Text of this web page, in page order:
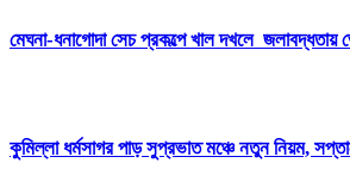
মেঘনা-ধনাগোদা সেচ প্রকল্পে খাল দখলে জলাবদ্ধতায়
কুমিল্লা ধর্মসাগর পাড় সুপ্রভাত মঞ্চে নতুন নিয়ম,